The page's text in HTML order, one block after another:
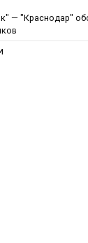
— "Краснодар"